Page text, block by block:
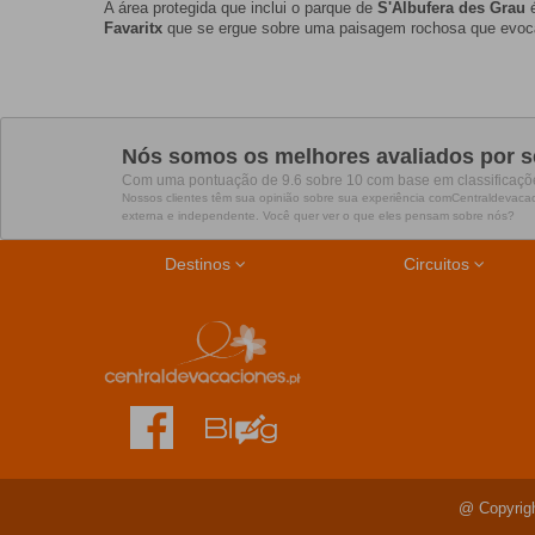
A área protegida que inclui o parque deS'Albufera des Grau
Favaritx que se ergue sobre uma paisagem rochosa que
Nós somos os melhores avaliados por
Com uma pontuação de 9.6 sobre 10 com base em
Nossos clientes têm sua opinião sobre sua experiência
externa e independente. Você quer ver o que eles pensam sobre nós?
Destinos Circuitos
Circuitos por Jordânia
Ofertas viajes em Dezembro
Ofertas de Fim de Semana
Viagens ao República Dominicana
Escapadinhas fim de semana
@